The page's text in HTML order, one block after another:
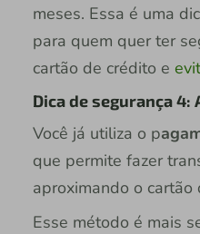
meses. Essa é uma
para quem quer ter
cartão de crédito e
Dica de segurança
Você já utiliza o p
que permite fazer
aproximando o cartão
Esse método é mais